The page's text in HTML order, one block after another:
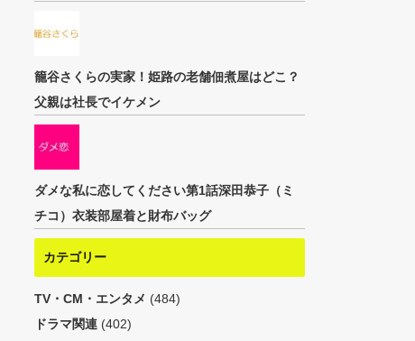
籠谷さくらの実家！姫路の老舗佃煮屋はどこ？
父親は社長でイケメン
ダメな私に恋してください第1話深田恭子（ミ
チコ）衣装部屋着と財布バッグ
カテゴリー
TV・CM・エンタメ (484)
ドラマ関連 (402)